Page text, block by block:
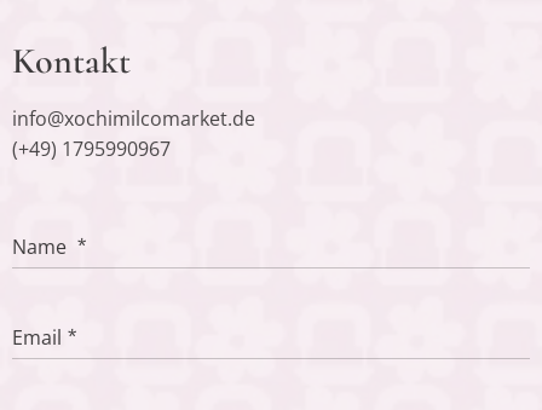
Kontakt
info@xochimilcomarket.de
(+49) 1795990967
Name
Email